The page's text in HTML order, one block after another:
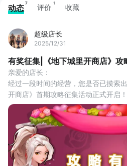
动态 7 评价 1 收藏
超级店长
2025/12/31
有奖征集|《地下城里开商店》攻
亲爱的店长：
经过一段时间的经营，您是否已摸索
开商店》首期攻略征集活动正式开启
与，和小伙伴们分享实用游戏心得～
丰厚钻石奖励！
即日起 ~ 2026年1月11日23:59
活动结束后，将从符合要求的投稿攻
百业魁首奖：2000钻石，共1名；
商店标杆奖：1000钻石，共2名；